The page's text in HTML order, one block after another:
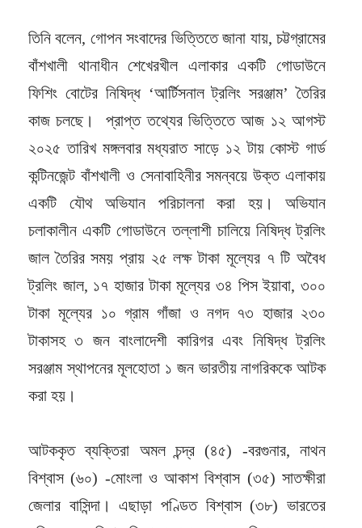
তিনি বলেন, গোপন সংবাদের ভিত্তিতে জানা যায়, চট্টগ্রামের
বাঁশখালী থানাধীন শেখেরখীল এলাকার একটি গোডাউনে
ফিশিং বোটের নিষিদ্ধ ‘আর্টিসনাল ট্রলিং সরঞ্জাম’ তৈরির
কাজ চলছে। প্রাপ্ত তথ্যের ভিত্তিতে আজ ১২ আগস্ট
২০২৫ তারিখ মঙ্গলবার মধ্যরাত সাড়ে ১২ টায় কোস্ট গার্ড
কন্টিনজেন্ট বাঁশখালী ও সেনাবাহিনীর সমন্বয়ে উক্ত এলাকায়
একটি যৌথ অভিযান পরিচালনা করা হয়। অভিযান
চলাকালীন একটি গোডাউনে তল্লাশী চালিয়ে নিষিদ্ধ ট্রলিং
জাল তৈরির সময় প্রায় ২৫ লক্ষ টাকা মূল্যের ৭ টি অবৈধ
ট্রলিং জাল, ১৭ হাজার টাকা মূল্যের ৩৪ পিস ইয়াবা, ৩০০
টাকা মূল্যের ১০ গ্রাম গাঁজা ও নগদ ৭৩ হাজার ২৩০
টাকাসহ ৩ জন বাংলাদেশী কারিগর এবং নিষিদ্ধ ট্রলিং
সরঞ্জাম স্থাপনের মূলহোতা ১ জন ভারতীয় নাগরিককে আটক
করা হয়।
আটককৃত ব্যক্তিরা অমল চন্দ্র (৪৫) -বরগুনার, নাথন
বিশ্বাস (৬০) -মোংলা ও আকাশ বিশ্বাস (৩৫) সাতক্ষীরা
জেলার বাসিন্দা। এছাড়া পণ্ডিত বিশ্বাস (৩৮) ভারতের